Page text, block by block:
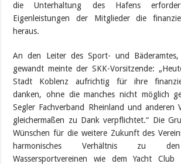
die Unterhaltung des Hafens
Eigenleistungen der Mitglieder die
heraus.
An den Leiter des Sport- und
gewandt meinte der SKK-Vorsitzende:
Stadt Koblenz aufrichtig für ihre
danken, ohne die manches nicht möglich
Segler Fachverband Rheinland und anderen
gleichermaßen zu Dank verpflichtet.“ Die
Wünschen für die weitere Zukunft des
harmonisches Verhältnis zu den
Wassersportvereinen wie dem Yacht Club